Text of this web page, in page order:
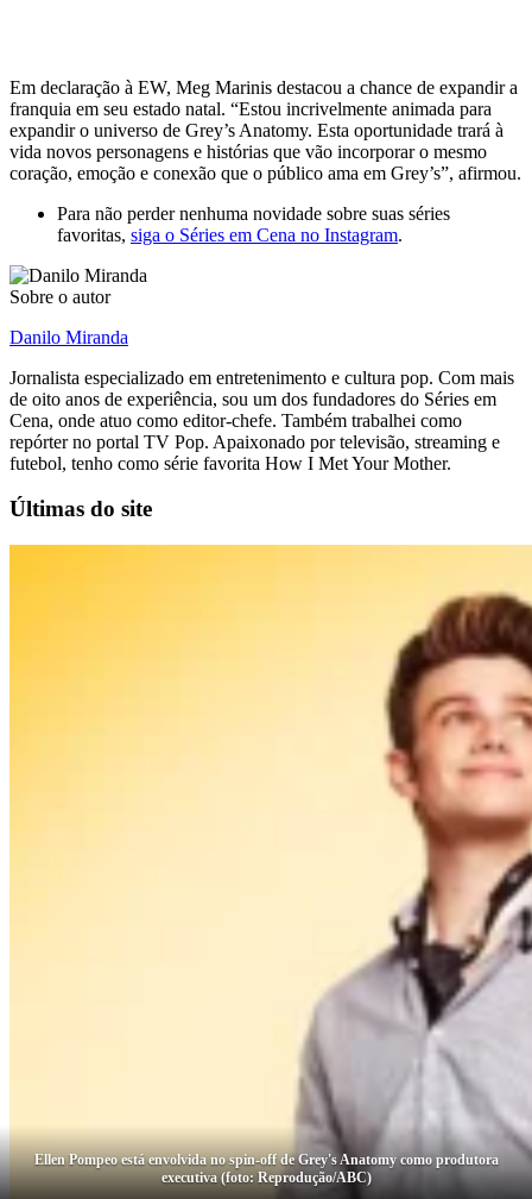
Ellen Pompeo está envolvida no spin-off de Grey's Anatomy como produtora
executiva (foto: Reprodução/ABC)
Em declaração à EW, Meg Marinis destacou a chance de expandir a
franquia em seu estado natal. “Estou incrivelmente animada para
expandir o universo de Grey’s Anatomy. Esta oportunidade trará à
vida novos personagens e histórias que vão incorporar o mesmo
coração, emoção e conexão que o público ama em Grey’s”, afirmou.
Para não perder nenhuma novidade sobre suas séries
favoritas, siga o Séries em Cena no Instagram.
Sobre o autor
Danilo Miranda
Jornalista especializado em entretenimento e cultura pop. Com mais
de oito anos de experiência, sou um dos fundadores do Séries em
Cena, onde atuo como editor-chefe. Também trabalhei como
repórter no portal TV Pop. Apaixonado por televisão, streaming e
futebol, tenho como série favorita How I Met Your Mother.
Últimas do site